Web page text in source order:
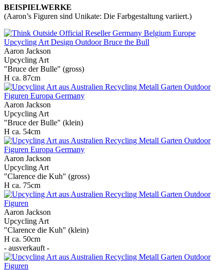
BEISPIELWERKE
(Aaron’s Figuren sind Unikate: Die Farbgestaltung variiert.)
Aaron Jackson
Upcycling Art
"Bruce der Bulle" (gross)
H ca. 87cm
Aaron Jackson
Upcycling Art
"Bruce der Bulle" (klein)
H ca. 54cm
Aaron Jackson
Upcycling Art
"Clarence die Kuh" (gross)
H ca. 75cm
Aaron Jackson
Upcycling Art
"Clarence die Kuh" (klein)
H ca. 50cm
- ausverkauft -